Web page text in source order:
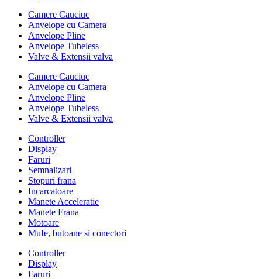
Camere Cauciuc
Anvelope cu Camera
Anvelope Pline
Anvelope Tubeless
Valve & Extensii valva
Camere Cauciuc
Anvelope cu Camera
Anvelope Pline
Anvelope Tubeless
Valve & Extensii valva
Controller
Display
Faruri
Semnalizari
Stopuri frana
Incarcatoare
Manete Acceleratie
Manete Frana
Motoare
Mufe, butoane si conectori
Controller
Display
Faruri